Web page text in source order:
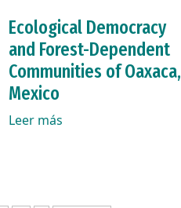
Ecological Democracy
and Forest-Dependent
Communities of Oaxaca,
Mexico
Leer más